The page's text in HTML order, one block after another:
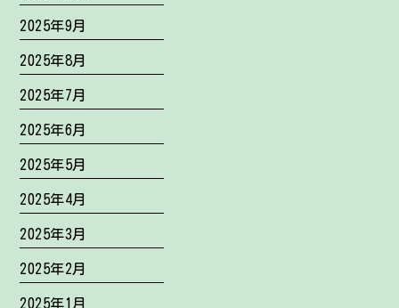
2025年9月
2025年8月
2025年7月
2025年6月
2025年5月
2025年4月
2025年3月
2025年2月
2025年1月